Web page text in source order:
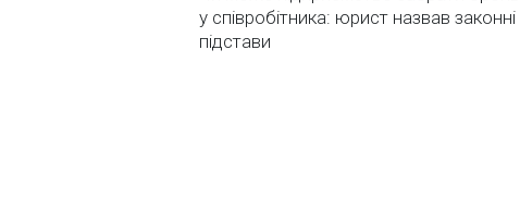
у співробітника: юрист назвав законні
підстави